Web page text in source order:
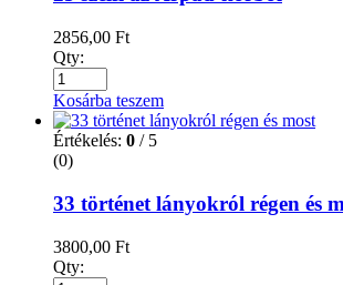
2856,00 Ft
Qty:
Kosárba teszem
Értékelés: 0 / 5
(0)
33 történet lányokról régen és
3800,00 Ft
Qty: